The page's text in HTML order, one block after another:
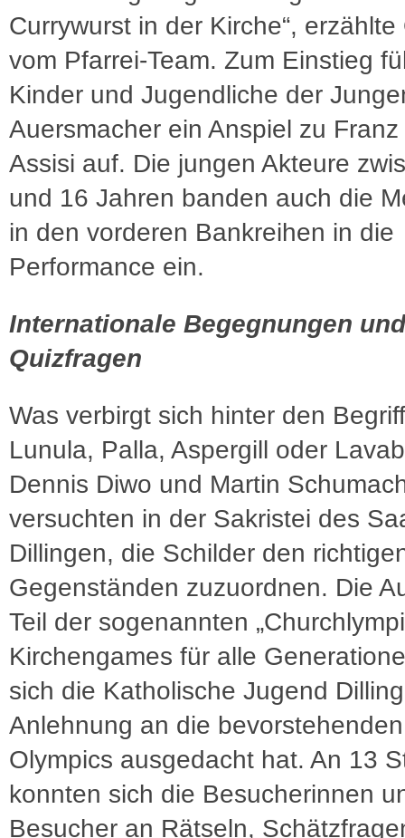
Currywurst in der Kirche“, erzählte
vom Pfarrei-Team. Zum Einstieg
Kinder und Jugendliche der
Auersmacher ein Anspiel zu
Assisi auf. Die jungen Akteure
und 16 Jahren banden auch die
in den vorderen Bankreihen in die
Performance ein.
Internationale Begegnungen und
Quizfragen
Was verbirgt sich hinter den
Lunula, Palla, Aspergill oder
Dennis Diwo und Martin
versuchten in der Sakristei des
Dillingen, die Schilder den
Gegenständen zuzuordnen. Die
Teil der sogenannten
Kirchengames für alle
sich die Katholische Jugend
Anlehnung an die
Olympics ausgedacht hat. An 13
konnten sich die Besucherinnen
Besucher an Rätseln,